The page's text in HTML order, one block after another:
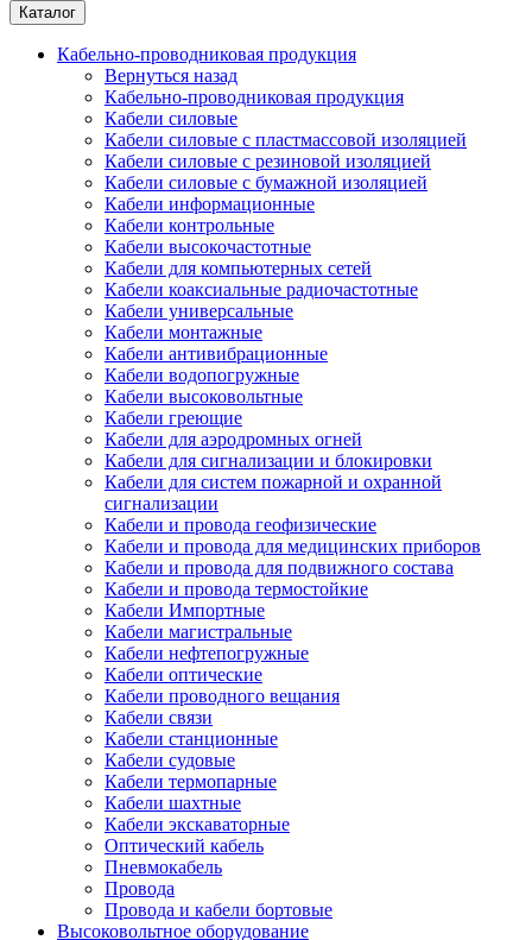
Каталог
Кабельно-проводниковая продукция
Вернуться назад
Кабельно-проводниковая продукция
Кабели силовые
Кабели силовые с пластмассовой изоляцией
Кабели силовые с резиновой изоляцией
Кабели силовые с бумажной изоляцией
Кабели информационные
Кабели контрольные
Кабели высокочастотные
Кабели для компьютерных сетей
Кабели коаксиальные радиочастотные
Кабели универсальные
Кабели монтажные
Кабели антивибрационные
Кабели водопогружные
Кабели высоковольтные
Кабели греющие
Кабели для аэродромных огней
Кабели для сигнализации и блокировки
Кабели для систем пожарной и охранной
сигнализации
Кабели и провода геофизические
Кабели и провода для медицинских приборов
Кабели и провода для подвижного состава
Кабели и провода термостойкие
Кабели Импортные
Кабели магистральные
Кабели нефтепогружные
Кабели оптические
Кабели проводного вещания
Кабели связи
Кабели станционные
Кабели судовые
Кабели термопарные
Кабели шахтные
Кабели экскаваторные
Оптический кабель
Пневмокабель
Провода
Провода и кабели бортовые
Высоковольтное оборудование